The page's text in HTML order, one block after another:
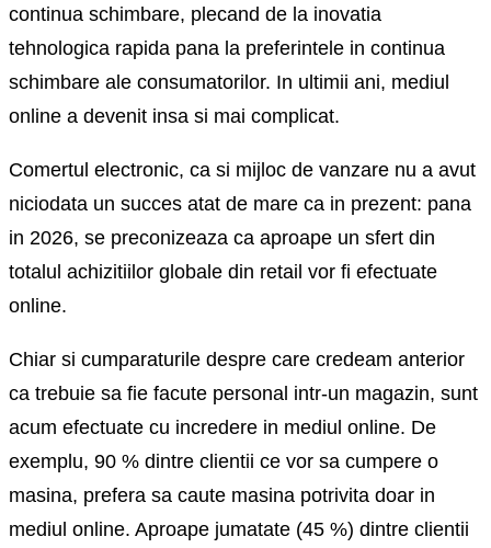
continua schimbare, plecand de la inovatia
tehnologica rapida pana la preferintele in continua
schimbare ale consumatorilor. In ultimii ani, mediul
online a devenit insa si mai complicat.
Comertul electronic, ca si mijloc de vanzare nu a avut
niciodata un succes atat de mare ca in prezent: pana
in 2026, se preconizeaza ca aproape un sfert din
totalul achizitiilor globale din retail vor fi efectuate
online.
Chiar si cumparaturile despre care credeam anterior
ca trebuie sa fie facute personal intr-un magazin, sunt
acum efectuate cu incredere in mediul online. De
exemplu, 90 % dintre clientii ce vor sa cumpere o
masina, prefera sa caute masina potrivita doar in
mediul online. Aproape jumatate (45 %) dintre clientii